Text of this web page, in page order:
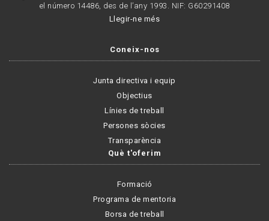
el número 14486, des de l’any 1993. NIF: G60291408
Llegir-ne més
Coneix-nos
Junta directiva i equip
Objectius
Línies de treball
Persones sòcies
Transparència
Què t'oferim
Formació
Programa de mentoria
Borsa de treball